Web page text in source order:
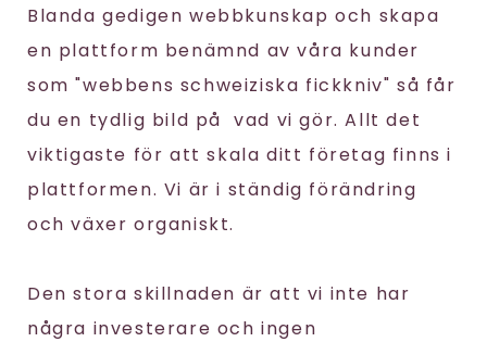
Blanda gedigen webbkunskap och skapa
en plattform benämnd av våra kunder
som "webbens schweiziska fickkniv" så får
du en tydlig bild på vad vi gör. Allt det
viktigaste för att skala ditt företag finns i
plattformen. Vi är i ständig förändring
och växer organiskt.
Den stora skillnaden är att vi inte har
några investerare och ingen